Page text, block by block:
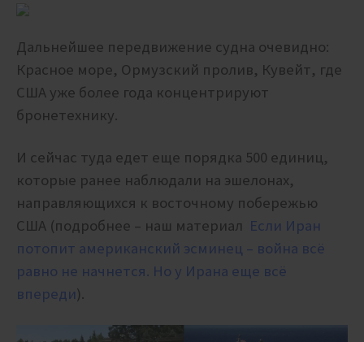
Дальнейшее передвижение судна очевидно:
Красное море, Ормузский пролив, Кувейт, где
США уже более года концентрируют
бронетехнику.
И сейчас туда едет еще порядка 500 единиц,
которые ранее наблюдали на эшелонах,
направляющихся к восточному побережью
США (подробнее – наш материал Если Иран
потопит американский эсминец – война всё
равно не начнется. Но у Ирана еще всё
впереди).